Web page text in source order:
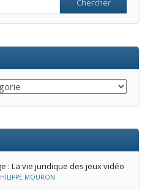
: La vie juridique des jeux vidéo
MOURON